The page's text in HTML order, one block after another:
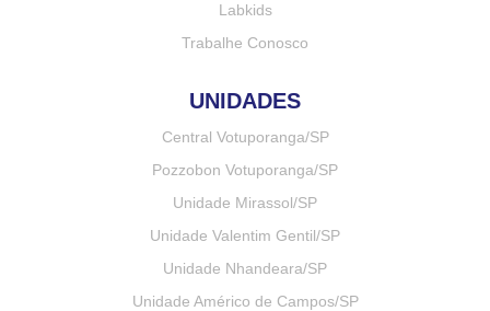
Labkids
Trabalhe Conosco
UNIDADES
Central Votuporanga/SP
Pozzobon Votuporanga/SP
Unidade Mirassol/SP
Unidade Valentim Gentil/SP
Unidade Nhandeara/SP
Unidade Américo de Campos/SP